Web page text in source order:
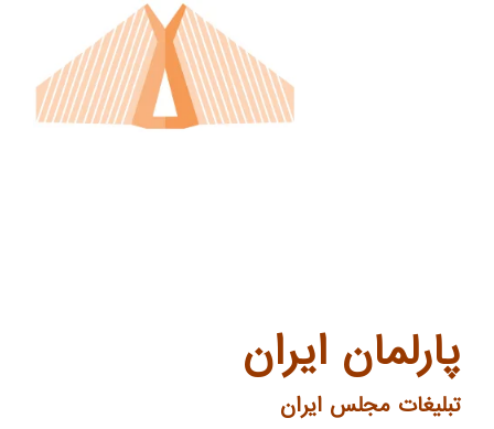
پارلمان ایران
تبلیغات مجلس ایران